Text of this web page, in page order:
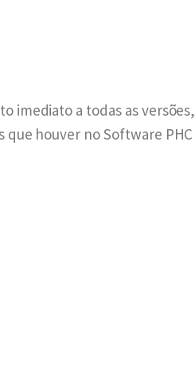
imediato a todas as versões,
que houver no Software PHC